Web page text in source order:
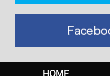
HOME